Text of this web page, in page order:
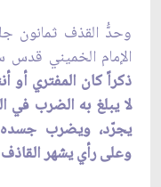
وحدُّ القذف ثمانون
الإمام الخميني
ذكراً كان المفتري
لا يبلغ به الضرب في
يجرّد، ويضرب جسده
وعلى رأي يشهر